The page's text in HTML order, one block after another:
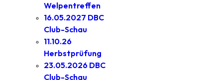
Welpentreffen
16.05.2027 DBC
Club-Schau
11.10.26
Herbstprüfung
23.05.2026 DBC
Club-Schau